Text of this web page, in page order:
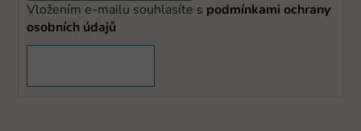
Vložením e-mailu souhlasíte s podmínkami ochrany
osobních údajů